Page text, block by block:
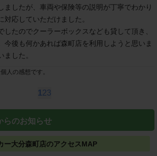
ましたが、車両や保険等の説明が丁寧でわかり
対応していただけました。
したのでクーラーボックスなども貸して頂き、
今後も何かあれば森町店を利用しようと思いま
した。
人の感想です。
1 23
らのお知らせ
ー大分森町店のアクセスMAP